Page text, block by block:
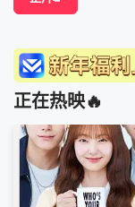
正在热映🔥